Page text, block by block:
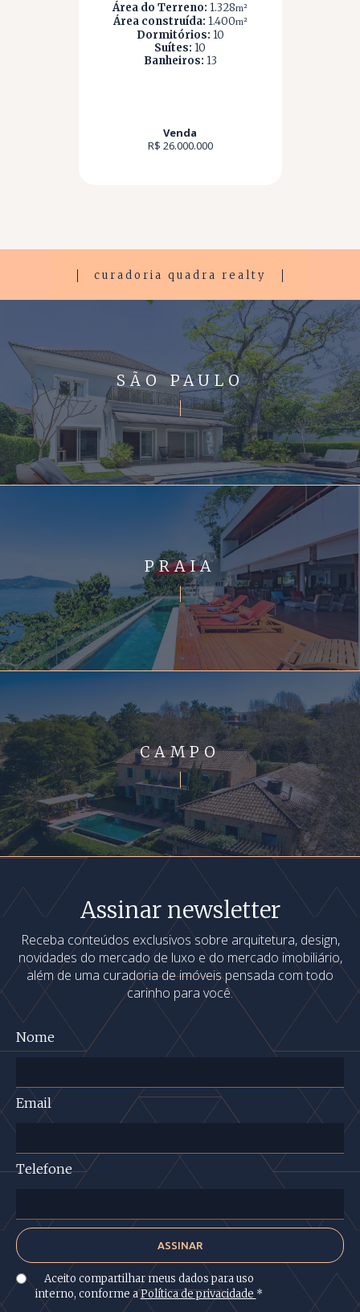
Área do Terreno: 1.328m²
Área construída: 1.400m²
Dormitórios: 10
Suítes: 10
Banheiros: 13
Venda
R$ 26.000.000
curadoria quadra realty
SÃO PAULO
PRAIA
CAMPO
Assinar newsletter
Receba conteúdos exclusivos sobre arquitetura, design,
novidades do mercado de luxo e do mercado imobiliário,
além de uma curadoria de imóveis pensada com todo
carinho para você.
Nome
Email
Telefone
Aceito compartilhar meus dados para uso
interno, conforme aPolítica de privacidade *